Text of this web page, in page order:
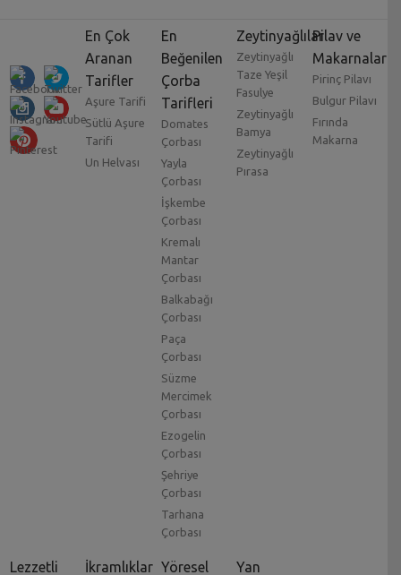
En Çok
Aranan
Tarifler
Aşure Tarifi
Sütlü Aşure
Tarifi
Un Helvası
En
Beğenilen
Çorba
Tarifleri
Domates
Çorbası
Yayla
Çorbası
İşkembe
Çorbası
Kremalı
Mantar
Çorbası
Balkabağı
Çorbası
Paça
Çorbası
Süzme
Mercimek
Çorbası
Ezogelin
Çorbası
Şehriye
Çorbası
Tarhana
Çorbası
Zeytinyağlılar
Zeytinyağlı
Taze Yeşil
Fasulye
Zeytinyağlı
Bamya
Zeytinyağlı
Pırasa
Pilav ve
Makarnalar
Pirinç Pilavı
Bulgur Pilavı
Fırında
Makarna
Lezzetli İkramlıklar Yöresel Yan